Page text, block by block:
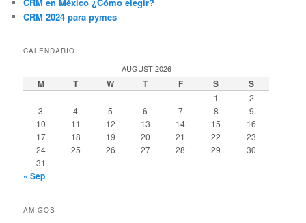
CRM 2024 para pymes
CALENDARIO
AUGUST 2026
M T W T F S S
1
2
3
4 5 6 7 8
9
10
11 12 13 14 15
16
17
18 19 20 21 22
23
24
25 26 27 28 29
30
31
« Sep
AMIGOS